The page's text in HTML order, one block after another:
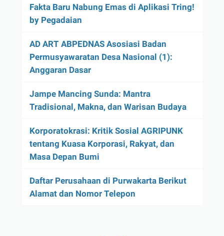
Fakta Baru Nabung Emas di Aplikasi Tring!
by Pegadaian
AD ART ABPEDNAS Asosiasi Badan
Permusyawaratan Desa Nasional (1):
Anggaran Dasar
Jampe Mancing Sunda: Mantra
Tradisional, Makna, dan Warisan Budaya
Korporatokrasi: Kritik Sosial AGRIPUNK
tentang Kuasa Korporasi, Rakyat, dan
Masa Depan Bumi
Daftar Perusahaan di Purwakarta Berikut
Alamat dan Nomor Telepon